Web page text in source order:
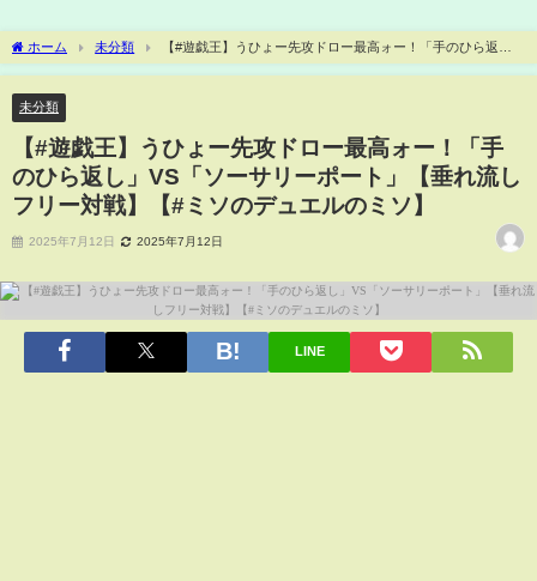
ホーム 未分類
【#遊戯王】うひょー先攻ドロー最高ォー！「手のひら返
し」VS「ソーサリーポート」【垂れ流しフリー対戦】【#ミソのデュエルのミソ】
未分類
【#遊戯王】うひょー先攻ドロー最高ォー！「手
のひら返し」VS「ソーサリーポート」【垂れ流し
フリー対戦】【#ミソのデュエルのミソ】
2025年7月12日 2025年7月12日
LINE